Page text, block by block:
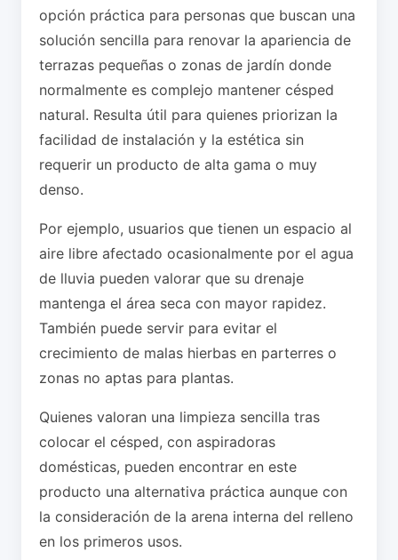
opción práctica para personas que buscan una
solución sencilla para renovar la apariencia de
terrazas pequeñas o zonas de jardín donde
normalmente es complejo mantener césped
natural. Resulta útil para quienes priorizan la
facilidad de instalación y la estética sin
requerir un producto de alta gama o muy
denso.
Por ejemplo, usuarios que tienen un espacio al
aire libre afectado ocasionalmente por el agua
de lluvia pueden valorar que su drenaje
mantenga el área seca con mayor rapidez.
También puede servir para evitar el
crecimiento de malas hierbas en parterres o
zonas no aptas para plantas.
Quienes valoran una limpieza sencilla tras
colocar el césped, con aspiradoras
domésticas, pueden encontrar en este
producto una alternativa práctica aunque con
la consideración de la arena interna del relleno
en los primeros usos.